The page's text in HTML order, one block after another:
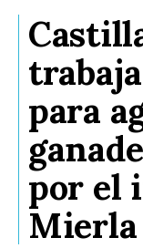
para
por el
Mierla